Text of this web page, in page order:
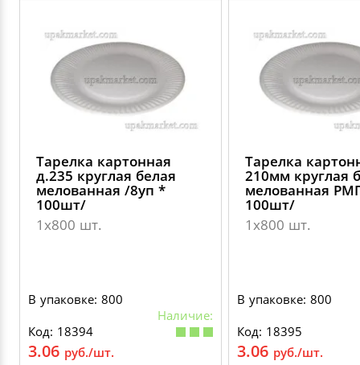
Тарелка картонная
д.235 круглая белая
мелованная /8уп *
100шт/
1х800 шт.
В упаковке: 800
Наличие:
Код: 18394
3.06 руб./шт.
Тарелка
210мм круглая
мелованная
100шт/
1х800 шт.
В упаковке: 800
Код: 18395
3.06 руб./шт.